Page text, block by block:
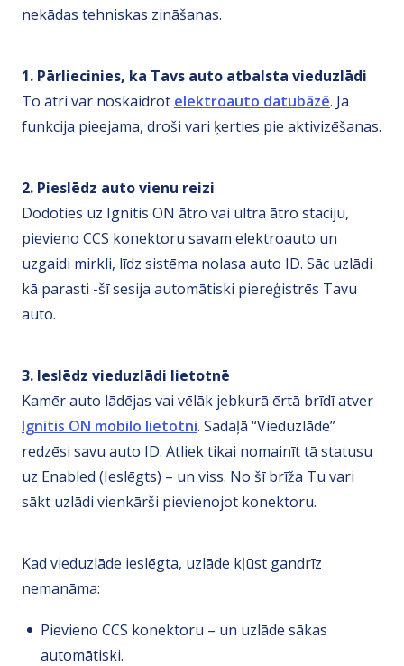
nekādas tehniskas zināšanas.
1. Pārliecinies, ka Tavs auto atbalsta vieduzlādi
To ātri var noskaidrot elektroauto datubāzē. Ja
funkcija pieejama, droši vari ķerties pie aktivizēšanas.
2. Pieslēdz auto vienu reizi
Dodoties uz Ignitis ON ātro vai ultra ātro staciju,
pievieno CCS konektoru savam elektroauto un
uzgaidi mirkli, līdz sistēma nolasa auto ID. Sāc uzlādi
kā parasti -šī sesija automātiski piereģistrēs Tavu
auto.
3. Ieslēdz vieduzlādi lietotnē
Kamēr auto lādējas vai vēlāk jebkurā ērtā brīdī atver
Ignitis ON mobilo lietotni. Sadaļā “Vieduzlāde”
redzēsi savu auto ID. Atliek tikai nomainīt tā statusu
uz Enabled (Ieslēgts) – un viss. No šī brīža Tu vari
sākt uzlādi vienkārši pievienojot konektoru.
Kad vieduzlāde ieslēgta, uzlāde kļūst gandrīz
nemanāma:
Pievieno CCS konektoru – un uzlāde sākas
automātiski.